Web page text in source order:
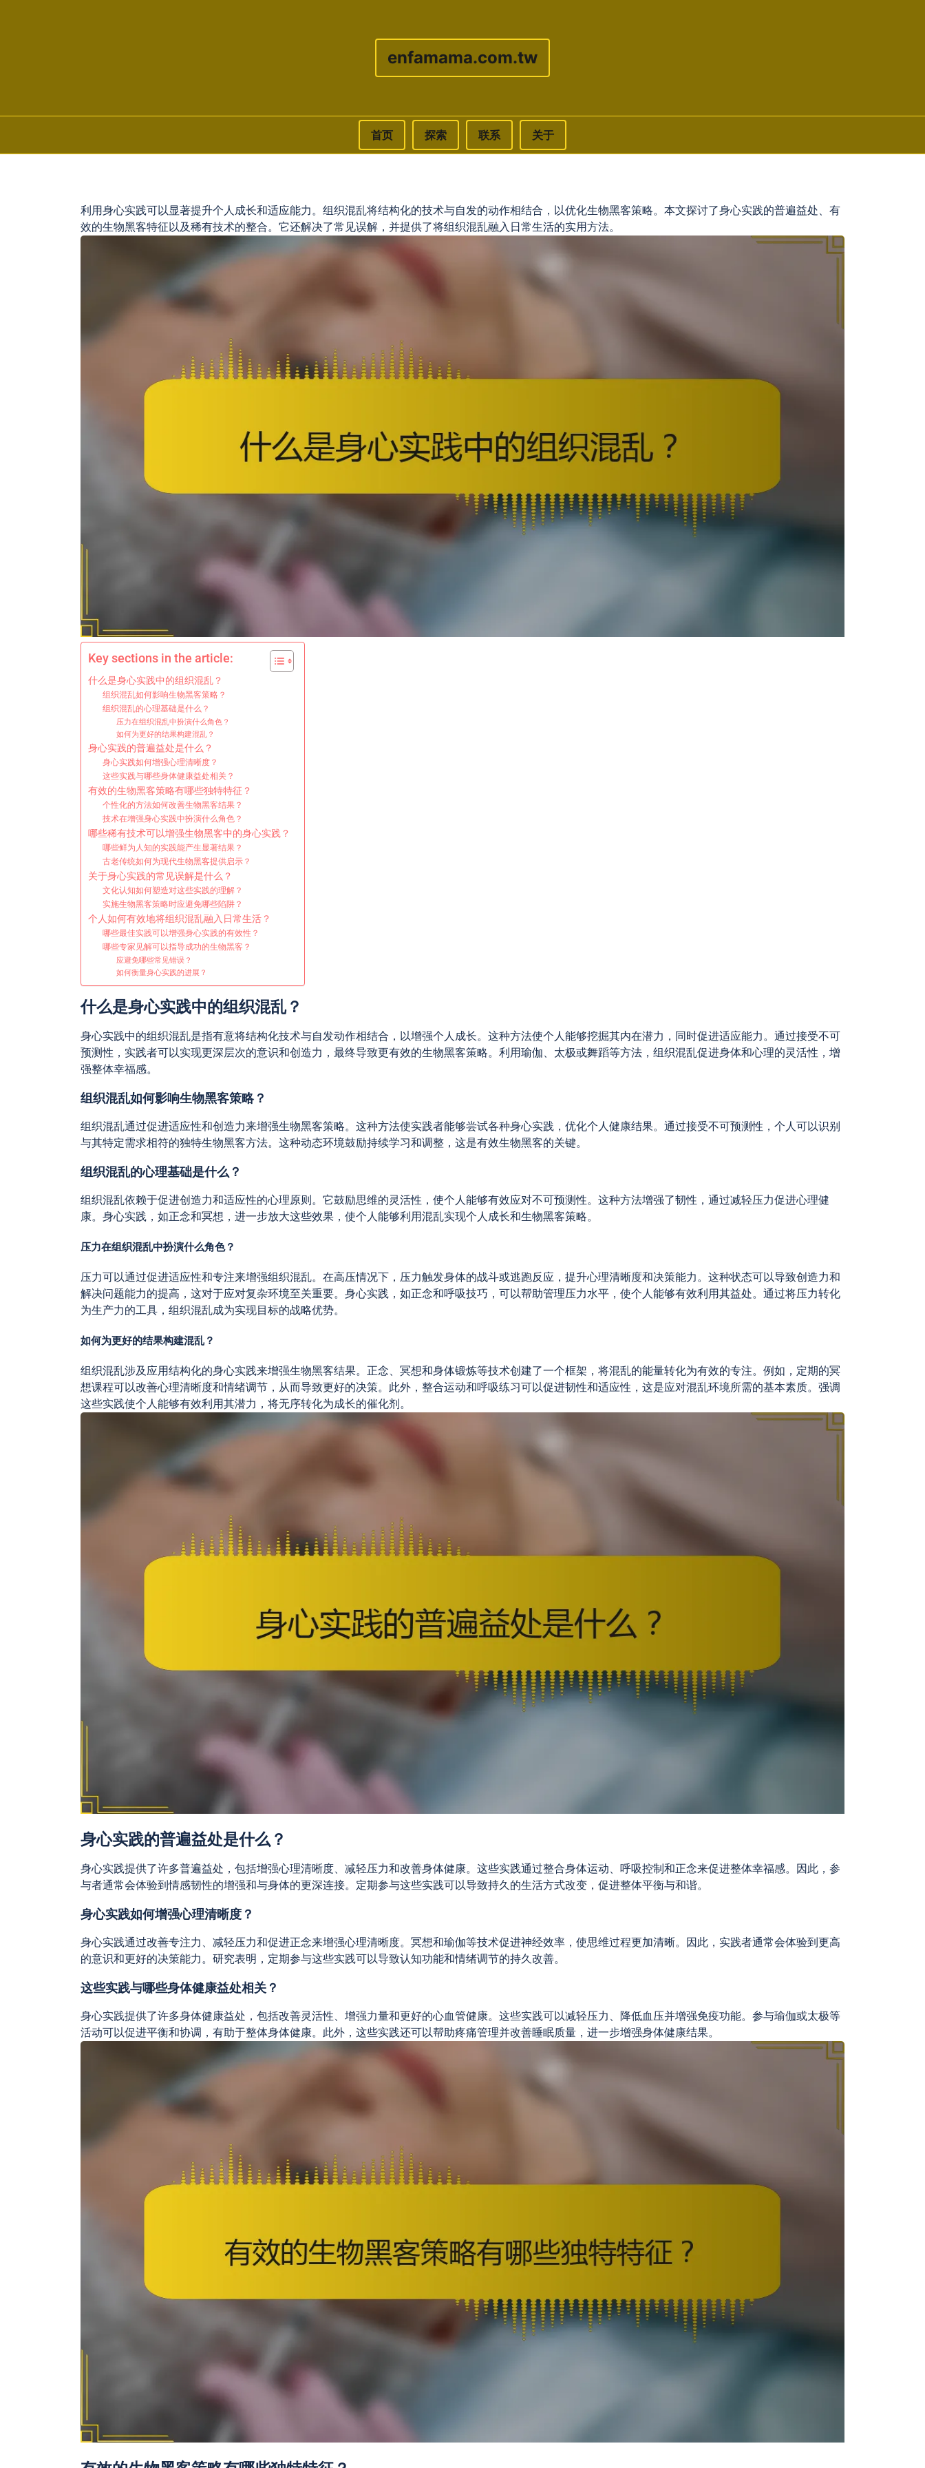
enfamama.com.tw
首页 探索 联系
关于
利用身心实践可以显著提升个人成长和适应能力。组织混乱将结构化的技术与自发的动作相结合，以优化生物黑客策略。本文探讨了身心实践的普遍益处、有
效的生物黑客特征以及稀有技术的整合。它还解决了常见误解，并提供了将组织混乱融入日常生活的实用方法。
Key sections in the article:
什么是身心实践中的组织混乱？
组织混乱如何影响生物黑客策略？
组织混乱的心理基础是什么？
压力在组织混乱中扮演什么角色？
如何为更好的结果构建混乱？
身心实践的普遍益处是什么？
身心实践如何增强心理清晰度？
这些实践与哪些身体健康益处相关？
有效的生物黑客策略有哪些独特特征？
个性化的方法如何改善生物黑客结果？
技术在增强身心实践中扮演什么角色？
哪些稀有技术可以增强生物黑客中的身心实践？
哪些鲜为人知的实践能产生显著结果？
古老传统如何为现代生物黑客提供启示？
关于身心实践的常见误解是什么？
文化认知如何塑造对这些实践的理解？
实施生物黑客策略时应避免哪些陷阱？
个人如何有效地将组织混乱融入日常生活？
哪些最佳实践可以增强身心实践的有效性？
哪些专家见解可以指导成功的生物黑客？
应避免哪些常见错误？
如何衡量身心实践的进展？
什么是身心实践中的组织混乱？
身心实践中的组织混乱是指有意将结构化技术与自发动作相结合，以增强个人成长。这种方法使个人能够挖掘其内在潜力，同时促进适应能力。通过接受不可
预测性，实践者可以实现更深层次的意识和创造力，最终导致更有效的生物黑客策略。利用瑜伽、太极或舞蹈等方法，组织混乱促进身体和心理的灵活性，增
强整体幸福感。
组织混乱如何影响生物黑客策略？
组织混乱通过促进适应性和创造力来增强生物黑客策略。这种方法使实践者能够尝试各种身心实践，优化个人健康结果。通过接受不可预测性，个人可以识别
与其特定需求相符的独特生物黑客方法。这种动态环境鼓励持续学习和调整，这是有效生物黑客的关键。
组织混乱的心理基础是什么？
组织混乱依赖于促进创造力和适应性的心理原则。它鼓励思维的灵活性，使个人能够有效应对不可预测性。这种方法增强了韧性，通过减轻压力促进心理健
康。身心实践，如正念和冥想，进一步放大这些效果，使个人能够利用混乱实现个人成长和生物黑客策略。
压力在组织混乱中扮演什么角色？
压力可以通过促进适应性和专注来增强组织混乱。在高压情况下，压力触发身体的战斗或逃跑反应，提升心理清晰度和决策能力。这种状态可以导致创造力和
解决问题能力的提高，这对于应对复杂环境至关重要。身心实践，如正念和呼吸技巧，可以帮助管理压力水平，使个人能够有效利用其益处。通过将压力转化
为生产力的工具，组织混乱成为实现目标的战略优势。
如何为更好的结果构建混乱？
组织混乱涉及应用结构化的身心实践来增强生物黑客结果。正念、冥想和身体锻炼等技术创建了一个框架，将混乱的能量转化为有效的专注。例如，定期的冥
想课程可以改善心理清晰度和情绪调节，从而导致更好的决策。此外，整合运动和呼吸练习可以促进韧性和适应性，这是应对混乱环境所需的基本素质。强调
这些实践使个人能够有效利用其潜力，将无序转化为成长的催化剂。
身心实践的普遍益处是什么？
身心实践提供了许多普遍益处，包括增强心理清晰度、减轻压力和改善身体健康。这些实践通过整合身体运动、呼吸控制和正念来促进整体幸福感。因此，参
与者通常会体验到情感韧性的增强和与身体的更深连接。定期参与这些实践可以导致持久的生活方式改变，促进整体平衡与和谐。
身心实践如何增强心理清晰度？
身心实践通过改善专注力、减轻压力和促进正念来增强心理清晰度。冥想和瑜伽等技术促进神经效率，使思维过程更加清晰。因此，实践者通常会体验到更高
的意识和更好的决策能力。研究表明，定期参与这些实践可以导致认知功能和情绪调节的持久改善。
这些实践与哪些身体健康益处相关？
身心实践提供了许多身体健康益处，包括改善灵活性、增强力量和更好的心血管健康。这些实践可以减轻压力、降低血压并增强免疫功能。参与瑜伽或太极等
活动可以促进平衡和协调，有助于整体身体健康。此外，这些实践还可以帮助疼痛管理并改善睡眠质量，进一步增强身体健康结果。